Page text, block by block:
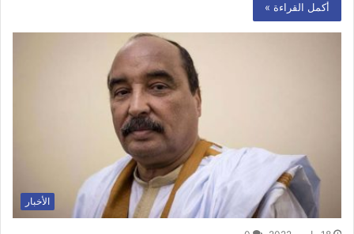
أكمل القراءة »
الأخبار